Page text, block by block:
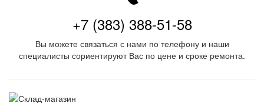
+7 (383) 388-51-58
Вы можете связаться с нами по телефону и наши
специалисты сориентируют Вас по цене и сроке ремонта.